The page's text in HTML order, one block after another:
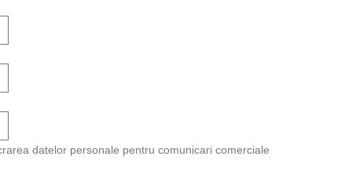
datelor personale pentru comunicari comerciale